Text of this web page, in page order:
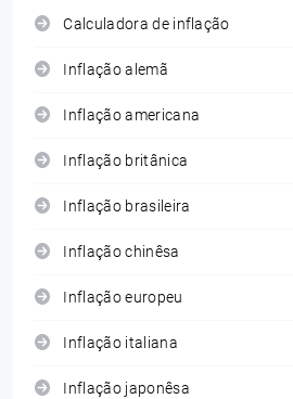
Calculadora de inflação
Inflação alemã
Inflação americana
Inflação britânica
Inflação brasileira
Inflação chinêsa
Inflação europeu
Inflação italiana
Inflação japonêsa